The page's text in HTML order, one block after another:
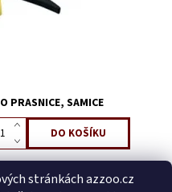
PRASNICE, SAMICE
k této položce.
stránkách azzoo.cz